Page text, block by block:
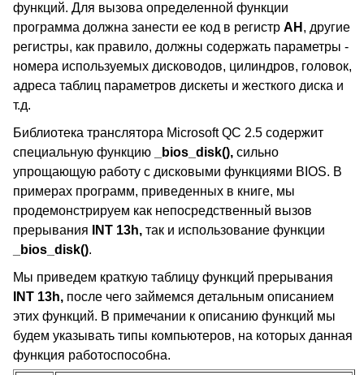
функций. Для вызова определенной функции
программа должна занести ее код в регистр AH , другие
регистры, как правило, должны содержать параметры -
номера используемых дисководов, цилиндров, головок,
адреса таблиц параметров дискеты и жесткого диска и
т.д.
Библиотека транслятора Microsoft QC 2.5 содержит
специальную функцию
_bios_disk(), сильно
упрощающую работу с дисковыми функциями BIOS. В
примерах программ, приведенных в книге, мы
продемонстрируем как непосредственный вызов
прерывания
INT 13h, так и использование функции
_bios_disk().
Мы приведем краткую таблицу функций прерывания
INT 13h, после чего займемся детальным описанием
этих функций. В примечании к описанию функций мы
будем указывать типы компьютеров, на которых данная
функция работоспособна.